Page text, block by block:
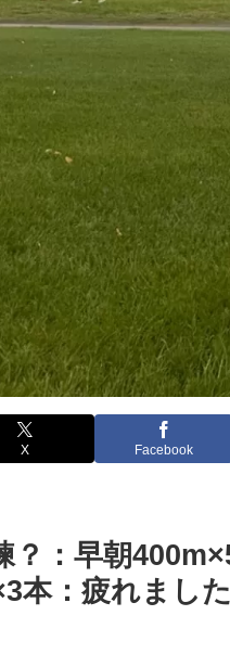
X Facebook
？：早朝
本：疲れました